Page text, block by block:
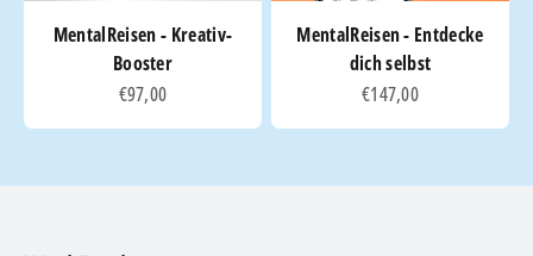
MentalReisen - Kreativ-
Booster
Angebot
€97,00
MentalReisen - Entdecke
dich selbst
Angebot
€147,00